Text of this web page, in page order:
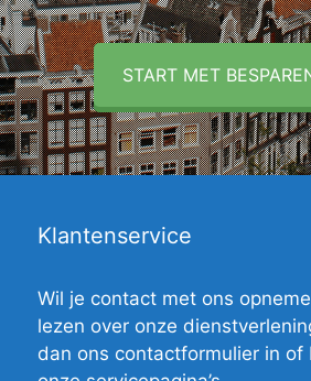
START MET
Klantenservice
Wil je contact met ons
lezen over onze
dan ons contactformulier in of